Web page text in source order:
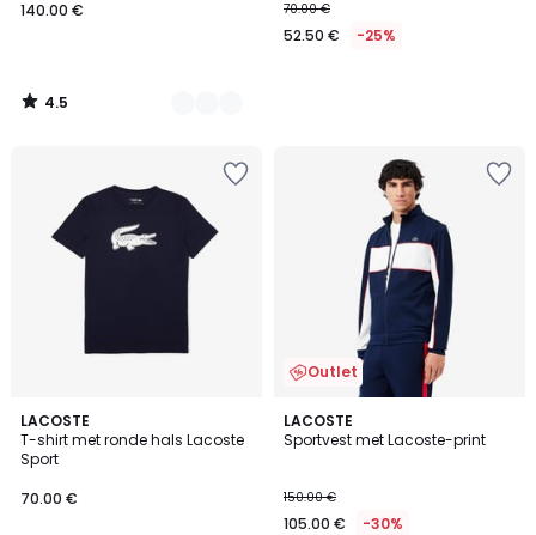
140.00 €
4.5
/
70.00 €
52.50 € -25%
LACOSTE
T-shirt met ronde hals Lacoste
Sport
70.00 €
2
Kleuren
Outlet
LACOSTE
Sportvest met Lacoste-print
150.00 €
105.00 € -30%